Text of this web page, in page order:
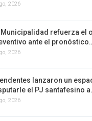
2026
Municipalidad refuerza el
ante el
2026
lanzaron un
el PJ santafesino
2026